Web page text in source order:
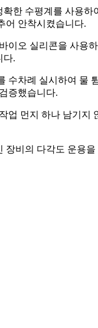
한 수평계를 사용하
어 안착시켰습니다.
이오 실리콘을 사용
다.
수차례 실시하여 물
증했습니다.
업 먼지 하나 남기지
장비의 다각도 운용을